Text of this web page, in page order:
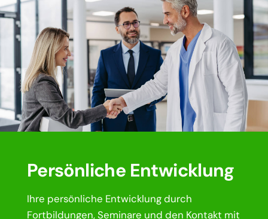
Persönliche Entwicklung
Ihre persönliche Entwicklung durch
Fortbildungen, Seminare und den Kontakt mit